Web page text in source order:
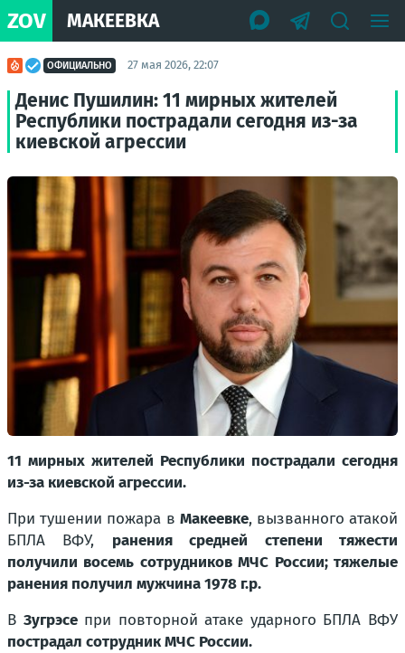
ZOV МАКЕЕВКА
ОФИЦИАЛЬНО 27 мая 2026, 22:07
Денис Пушилин: 11 мирных жителей
Республики пострадали сегодня из-за
киевской агрессии
11 мирных жителей Республики пострадали сегодня
из-за киевской агрессии.
При тушении пожара в Макеевке, вызванного атакой
БПЛА ВФУ, ранения средней степени тяжести
получили восемь сотрудников МЧС России; тяжелые
ранения получил мужчина 1978 г.р.
В Зугрэсепри повторной атаке ударного БПЛА ВФУ
пострадал сотрудник МЧС России.